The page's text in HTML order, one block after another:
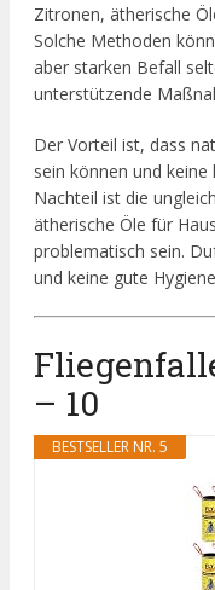
Zitronen, ätherische
Solche Methoden
aber starken Befall
unterstützende
Der Vorteil ist, dass
sein können und
Nachteil ist die
ätherische Öle für
problematisch sein.
und keine gute
– 10
BESTSELLER NR. 5